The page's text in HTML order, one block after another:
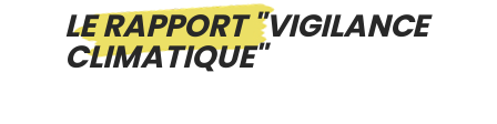
LE RAPPORT "VIGILANCE
CLIMATIQUE"